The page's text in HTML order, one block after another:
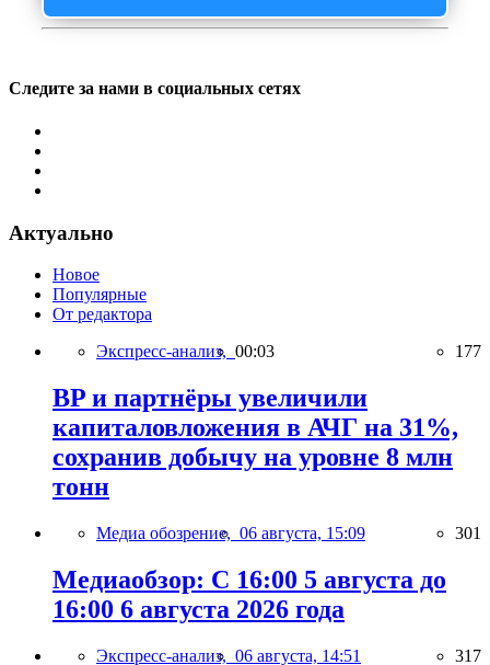
Следите за нами в социальных сетях
Актуально
Новое
Популярные
От редактора
Экспресс-анализ, 00:03 177
BP и партнёры увеличили
капиталовложения в АЧГ на 31%,
сохранив добычу на уровне 8 млн
тонн
Медиа обозрение, 06 августа, 15:09 301
Медиаобзор: С 16:00 5 августа до
16:00 6 августа 2026 года
Экспресс-анализ, 06 августа, 14:51 317